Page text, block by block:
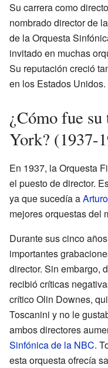
Su carrera como
nombrado director de
de la Orquesta
invitado en muchas
Su reputación creció
en los Estados Unidos.
¿Cómo fue
York? (1937-
En 1937, la Orquesta
el puesto de director.
ya que sucedía a
mejores orquestas del
Durante sus cinco
importantes
director. Sin embargo,
recibió críticas
crítico Olin Downes,
Toscanini y no le
ambos directores
Sinfónica de la NBC.
esta orquesta ofrecía